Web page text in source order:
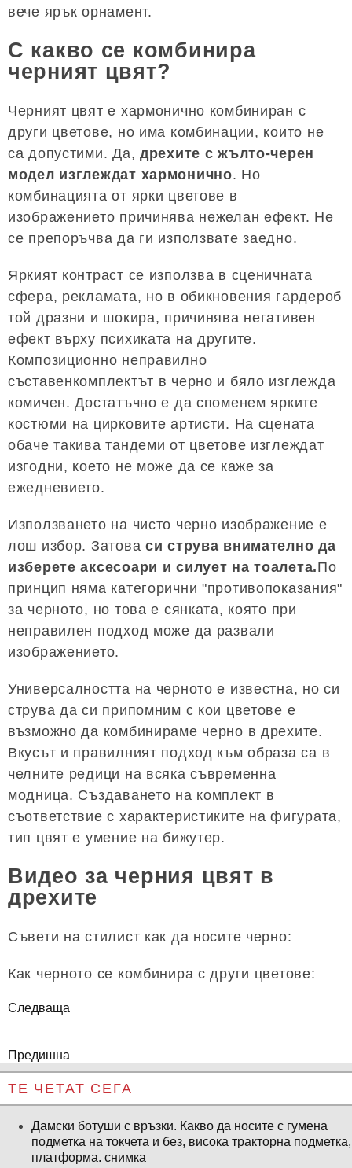
вече ярък орнамент.
С какво се комбинира
черният цвят?
Черният цвят е хармонично комбиниран с
други цветове, но има комбинации, които не
са допустими. Да, дрехите с жълто-черен
модел изглеждат хармонично. Но
комбинацията от ярки цветове в
изображението причинява нежелан ефект. Не
се препоръчва да ги използвате заедно.
Яркият контраст се използва в сценичната
сфера, рекламата, но в обикновения гардероб
той дразни и шокира, причинява негативен
ефект върху психиката на другите.
Композиционно неправилно
съставенкомплектът в черно и бяло изглежда
комичен. Достатъчно е да споменем ярките
костюми на цирковите артисти. На сцената
обаче такива тандеми от цветове изглеждат
изгодни, което не може да се каже за
ежедневието.
Използването на чисто черно изображение е
лош избор. Затова си струва внимателно да
изберете аксесоари и силует на тоалета.По
принцип няма категорични "противопоказания"
за черното, но това е сянката, която при
неправилен подход може да развали
изображението.
Универсалността на черното е известна, но си
струва да си припомним с кои цветове е
възможно да комбинираме черно в дрехите.
Вкусът и правилният подход към образа са в
челните редици на всяка съвременна
модница. Създаването на комплект в
съответствие с характеристиките на фигурата,
тип цвят е умение на бижутер.
Видео за черния цвят в
дрехите
Съвети на стилист как да носите черно:
Как черното се комбинира с други цветове:
Следваща
Предишна
ТЕ ЧЕТАТ СЕГА
Дамски ботуши с връзки. Какво да носите с гумена
подметка на токчета и без, висока тракторна подметка,
платформа. снимка